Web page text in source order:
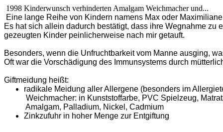
1998 Kinderwunsch verhinderten Amalgam Weichmacher und...
Eine lange Reihe von Kindern namens Max oder
Es hat sich allein dadurch bestätigt, dass ihre Wegnahme
gezeugten Kinder peinlicherweise nach mir getauft.
Besonders, wenn die Unfruchtbarkeit vom Manne ausging,
Oft war die Vorschädigung des Immunsystems durch
Giftmeidung heißt:
radikale Meidung aller Allergene (besonders im
Weichmacher: in Kunststoffarbe, PVC Spielzeug,
Amalgam, Palladium, Nickel, Cadmium
Zinkzufuhr in hoher Menge zur Entgiftung